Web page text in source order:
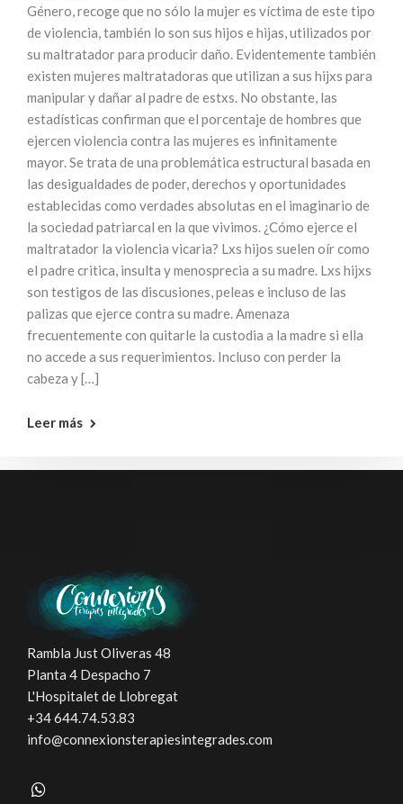
Género, recoge que no sólo la mujer es víctima de este tipo
de violencia, también lo son sus hijos e hijas, utilizados por
su maltratador para producir daño. Evidentemente también
existen mujeres maltratadoras que utilizan a sus hijxs para
manipular y dañar al padre de estxs. No obstante, las
estadísticas confirman que el porcentaje de hombres que
ejercen violencia contra las mujeres es infinitamente
mayor. Se trata de una problemática estructural basada en
las desigualdades de poder, derechos y oportunidades
establecidas como verdades absolutas en el imaginario de
la sociedad patriarcal en la que vivimos. ¿Cómo ejerce el
maltratador la violencia vicaria? Lxs hijos suelen oír como
el padre critica, insulta y menosprecia a su madre. Lxs hijxs
son testigos de las discusiones, peleas e incluso de las
palizas que ejerce contra su madre. Amenaza
frecuentemente con quitarle la custodia a la madre si ella
no accede a sus requerimientos. Incluso con perder la
cabeza y […]
Leer más
Rambla Just Oliveras 48
Planta 4 Despacho 7
L'Hospitalet de Llobregat
+34 644.74.53.83
info@connexionsterapiesintegrades.com